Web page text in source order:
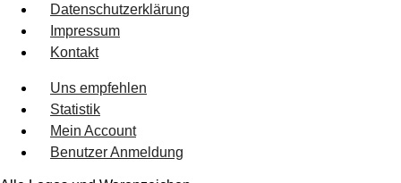
Datenschutzerklärung
Impressum
Kontakt
Uns empfehlen
Statistik
Mein Account
Benutzer Anmeldung